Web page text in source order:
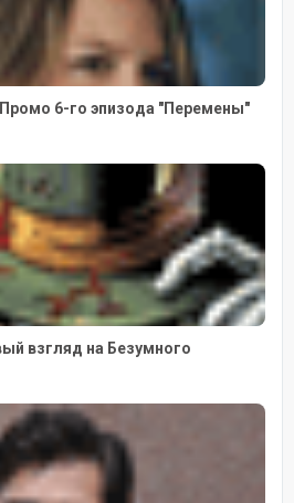
Промо 6-го эпизода "Перемены"
взгляд на Безумного